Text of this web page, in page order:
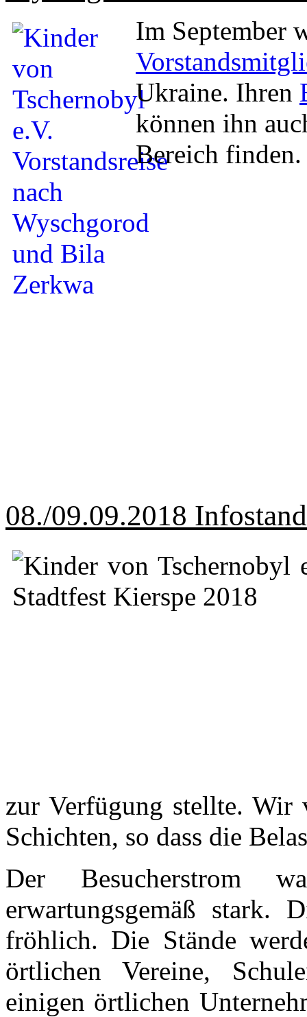
Im September
Ukraine. Ihren
können ihn
Bereich finden.
08./09.09.2018
zur Verfügung stellte. Wir
Schichten, so dass die
Der Besucherstrom
erwartungsgemäß stark.
fröhlich. Die Stände
örtlichen Vereine,
einigen örtlichen